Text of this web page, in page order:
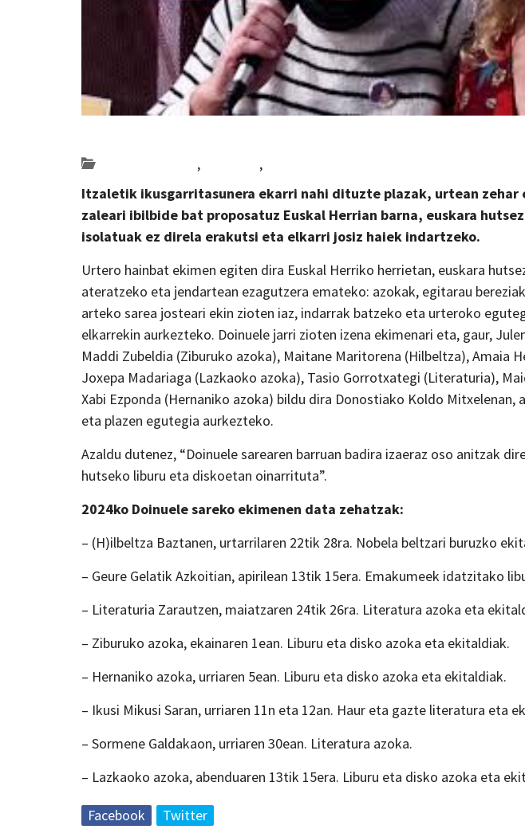
, ,
Itzaletik ikusgarritasunera ekarri nahi dituzte plazak, urtean zehar
zaleari ibilbide bat proposatuz Euskal Herrian barna, euskara
isolatuak ez direla erakutsi eta elkarri josiz haiek indartzeko.
Urtero hainbat ekimen egiten dira Euskal Herriko herrietan, euskara
ateratzeko eta jendartean ezagutzera emateko: azokak, egitarau
arteko sarea josteari ekin zioten iaz, indarrak batzeko eta urteroko
elkarrekin aurkezteko. Doinuele jarri zioten izena ekimenari eta, gaur,
Maddi Zubeldia (Ziburuko azoka), Maitane Maritorena (Hilbeltza), Amaia
Joxepa Madariaga (Lazkaoko azoka), Tasio Gorrotxategi (Literaturia),
Xabi Ezponda (Hernaniko azoka) bildu dira Donostiako Koldo Mitxelenan,
eta plazen egutegia aurkezteko.
Azaldu dutenez, “Doinuele sarearen barruan badira izaeraz oso anitzak
hutseko liburu eta diskoetan oinarrituta”.
2024ko Doinuele sareko ekimenen data zehatzak:
– (H)ilbeltza Baztanen, urtarrilaren 22tik 28ra. Nobela beltzari buruzko
– Geure Gelatik Azkoitian, apirilean 13tik 15era. Emakumeek idatzitako
– Literaturia Zarautzen, maiatzaren 24tik 26ra. Literatura azoka eta
– Ziburuko azoka, ekainaren 1ean. Liburu eta disko azoka eta ekitaldiak.
– Hernaniko azoka, urriaren 5ean. Liburu eta disko azoka eta ekitaldiak.
– Ikusi Mikusi Saran, urriaren 11n eta 12an. Haur eta gazte literatura eta
– Sormene Galdakaon, urriaren 30ean. Literatura azoka.
– Lazkaoko azoka, abenduaren 13tik 15era. Liburu eta disko azoka eta
Facebook Twitter